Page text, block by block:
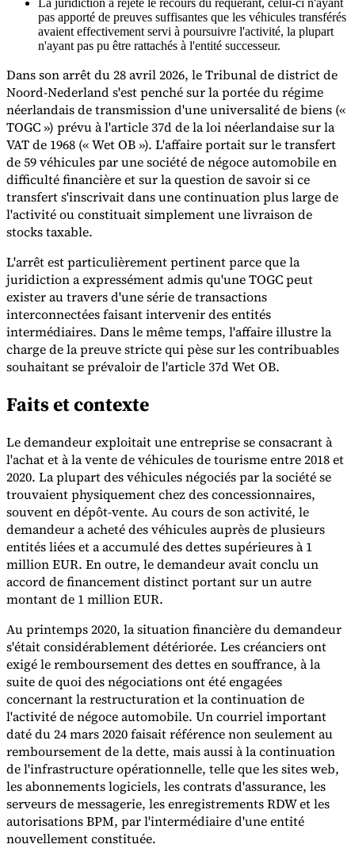
Série Expert Tax
La fiscalité indirecte dans le commerce électroniqueLa VAT dans la
région du GolfeComment élaborer un cadre de contrôle de la
fiscalité indirecte Taxes sur le carbone et prélèvements
environnementaux
Outils
Calculateur de VATCalculateur de GST
facturation électronique
Experts
Nos auteursDevenir contributeurChoisir un expert
La juridiction a rejeté le recours du requérant, celui-ci n'ayant
pas apporté de preuves suffisantes que les véhicules transférés
avaient effectivement servi à poursuivre l'activité, la plupart
n'ayant pas pu être rattachés à l'entité successeur.
Dans son arrêt du 28 avril 2026, le Tribunal de district de
Noord-Nederland s'est penché sur la portée du régime
néerlandais de transmission d'une universalité de biens («
TOGC ») prévu à l'article 37d de la loi néerlandaise sur la
VAT de 1968 (« Wet OB »). L'affaire portait sur le transfert
de 59 véhicules par une société de négoce automobile en
difficulté financière et sur la question de savoir si ce
transfert s'inscrivait dans une continuation plus large de
l'activité ou constituait simplement une livraison de
stocks taxable.
L'arrêt est particulièrement pertinent parce que la
juridiction a expressément admis qu'une TOGC peut
exister au travers d'une série de transactions
interconnectées faisant intervenir des entités
intermédiaires. Dans le même temps, l'affaire illustre la
charge de la preuve stricte qui pèse sur les contribuables
souhaitant se prévaloir de l'article 37d Wet OB.
Faits et contexte
Le demandeur exploitait une entreprise se consacrant à
l'achat et à la vente de véhicules de tourisme entre 2018 et
2020. La plupart des véhicules négociés par la société se
trouvaient physiquement chez des concessionnaires,
souvent en dépôt-vente. Au cours de son activité, le
demandeur a acheté des véhicules auprès de plusieurs
entités liées et a accumulé des dettes supérieures à 1
million EUR. En outre, le demandeur avait conclu un
accord de financement distinct portant sur un autre
montant de 1 million EUR.
Au printemps 2020, la situation financière du demandeur
s'était considérablement détériorée. Les créanciers ont
exigé le remboursement des dettes en souffrance, à la
suite de quoi des négociations ont été engagées
concernant la restructuration et la continuation de
l'activité de négoce automobile. Un courriel important
daté du 24 mars 2020 faisait référence non seulement au
remboursement de la dette, mais aussi à la continuation
de l'infrastructure opérationnelle, telle que les sites web,
les abonnements logiciels, les contrats d'assurance, les
serveurs de messagerie, les enregistrements RDW et les
autorisations BPM, par l'intermédiaire d'une entité
nouvellement constituée.